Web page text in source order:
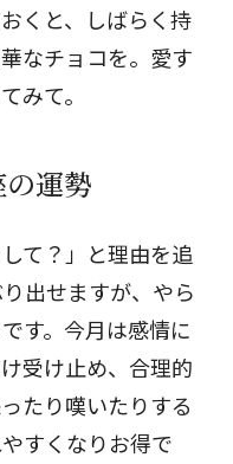
くと、しばらく持
なチョコを。愛す
みて。
の運勢
て？」と理由を追
出せますが、やら
す。今月は感情に
受け止め、合理的
たり嘆いたりする
すくなりお得で